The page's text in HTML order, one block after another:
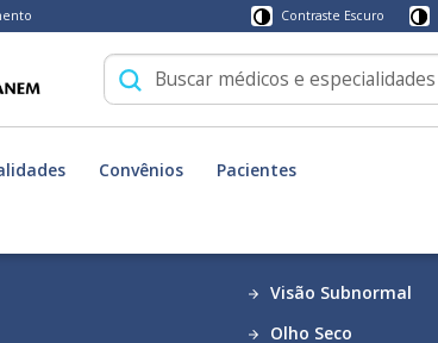
Contraste Escuro
Convênios
Pacientes
Visão Subnormal
Olho Seco